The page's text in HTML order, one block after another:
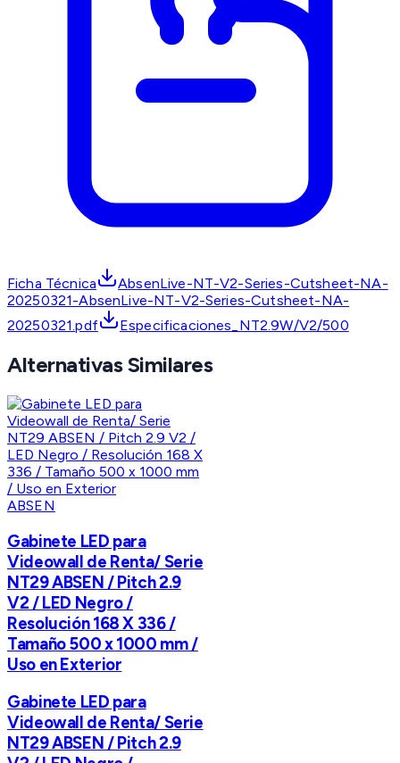
Ficha Técnica
AbsenLive-NT-V2-Series-Cutsheet-NA-
20250321-AbsenLive-NT-V2-Series-Cutsheet-NA-
20250321.pdf
Especificaciones_NT2.9W/V2/500
Alternativas Similares
ABSEN
Gabinete LED para
Videowall de Renta/ Serie
NT29 ABSEN / Pitch 2.9
V2 / LED Negro /
Resolución 168 X 336 /
Tamaño 500 x 1000 mm /
Uso en Exterior
Gabinete LED para
Videowall de Renta/ Serie
NT29 ABSEN / Pitch 2.9